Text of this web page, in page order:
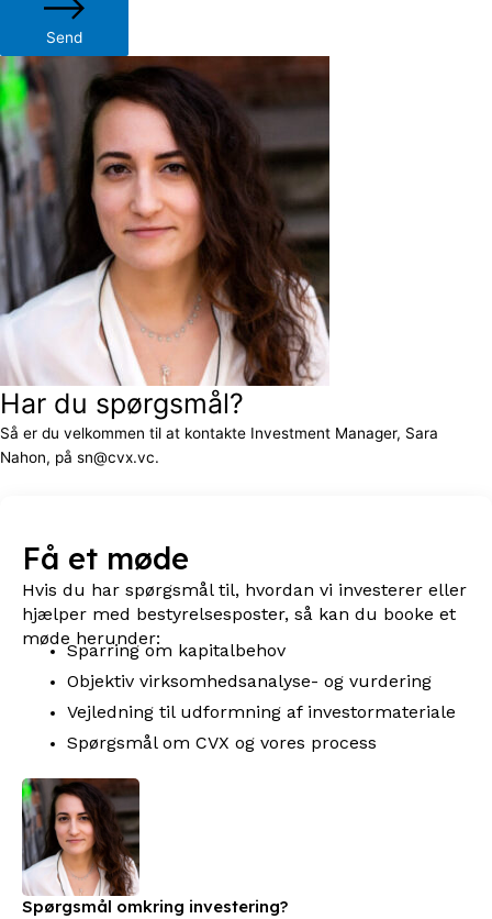
Send
Har du spørgsmål?
Så er du velkommen til at kontakte Investment Manager, Sara
Nahon, på sn@cvx.vc.
Få et møde
Hvis du har spørgsmål til, hvordan vi investerer eller
hjælper med bestyrelsesposter, så kan du booke et
møde herunder:
Sparring om kapitalbehov
Objektiv virksomhedsanalyse- og vurdering
Vejledning til udformning af investormateriale
Spørgsmål om CVX og vores process
Spørgsmål omkring investering?